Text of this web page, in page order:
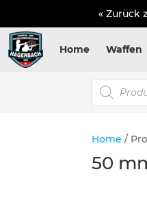
« Zurück
Home Waffen
Products
search
Home /
50